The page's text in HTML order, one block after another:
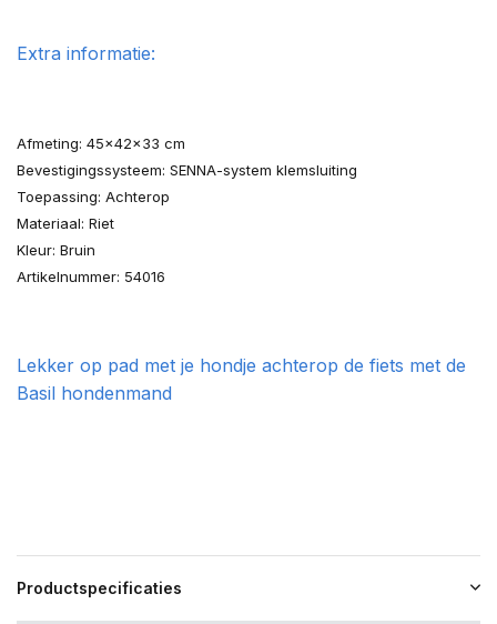
Extra informatie:
Afmeting: 45x42x33 cm
Bevestigingssysteem: SENNA-system klemsluiting
Toepassing: Achterop
Materiaal: Riet
Kleur: Bruin
Artikelnummer: 54016
Lekker op pad met je hondje achterop de fiets met de
Basil hondenmand
Productspecificaties